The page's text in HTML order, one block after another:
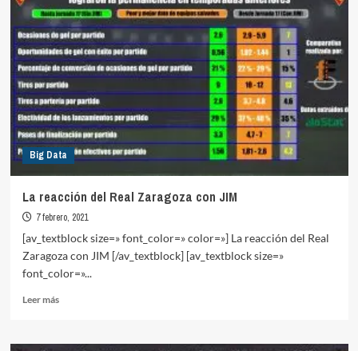
de
Aitor
Ruibal
en
Liga
Santander
Big Data
La reacción del Real Zaragoza con JIM
7 febrero, 2021
[av_textblock size=» font_color=» color=»] La reacción del Real
Zaragoza con JIM [/av_textblock] [av_textblock size=»
font_color=»...
Leer másLeer
La